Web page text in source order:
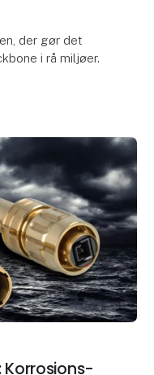
der gør det
i rå miljøer.